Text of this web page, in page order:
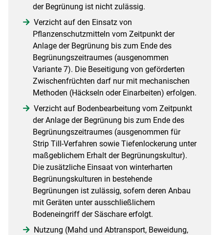
der Begrünung ist nicht zulässig.
Verzicht auf den Einsatz von
Pflanzenschutzmitteln vom Zeitpunkt der
Anlage der Begrünung bis zum Ende des
Begrünungszeitraumes (ausgenommen
Variante 7). Die Beseitigung von geförderten
Zwischenfrüchten darf nur mit mechanischen
Methoden (Häckseln oder Einarbeiten) erfolgen.
Verzicht auf Bodenbearbeitung vom Zeitpunkt
der Anlage der Begrünung bis zum Ende des
Begrünungszeitraumes (ausgenommen für
Strip Till-Verfahren sowie Tiefenlockerung unter
maßgeblichem Erhalt der Begrünungskultur).
Die zusätzliche Einsaat von winterharten
Begrünungskulturen in bestehende
Begrünungen ist zulässig, sofern deren Anbau
mit Geräten unter ausschließlichem
Bodeneingriff der Säschare erfolgt.
Nutzung (Mahd und Abtransport, Beweidung,